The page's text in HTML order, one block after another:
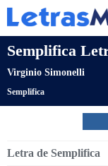
Semplifica
Virginio Simonelli
Semplifica
Letra de Semplifica